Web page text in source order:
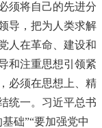
将自己的先进分
导，把为人类求解
人在革命、建设和
和注重思想引领紧
必须在思想上、精
统一。习近平总书
础”“要加强党中